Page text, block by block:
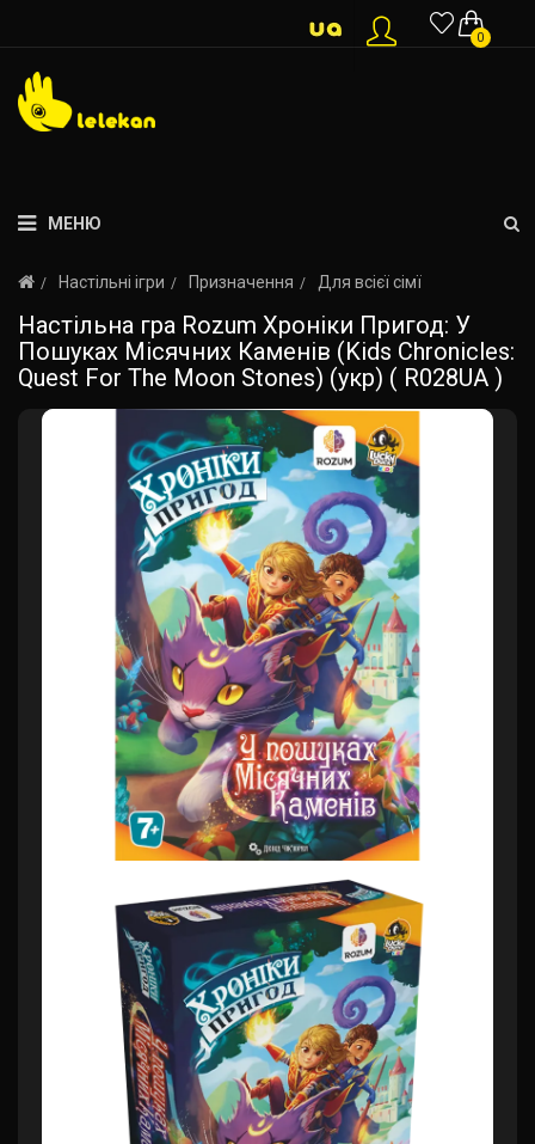
0
МЕНЮ
Настільні ігри Призначення Для всієї сімї
Настільна гра Rozum Хроніки Пригод: У
Пошуках Місячних Каменів (Kids Chronicles:
Quest For The Moon Stones) (укр) ( R028UA )